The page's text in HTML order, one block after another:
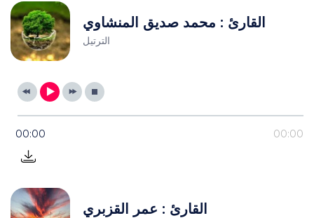
القارئ : محمد صديق المنشاوي
الترتيل
00:00 00:00
القارئ : عمر القزبري